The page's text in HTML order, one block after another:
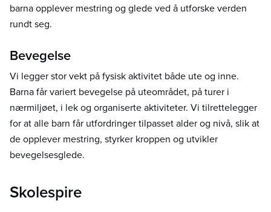
barna opplever mestring og glede ved å utforske verden
rundt seg.
Bevegelse
Vi legger stor vekt på fysisk aktivitet både ute og inne.
Barna får variert bevegelse på uteområdet, på turer i
nærmiljøet, i lek og organiserte aktiviteter. Vi tilrettelegger
for at alle barn får utfordringer tilpasset alder og nivå, slik at
de opplever mestring, styrker kroppen og utvikler
bevegelsesglede.
Skolespire